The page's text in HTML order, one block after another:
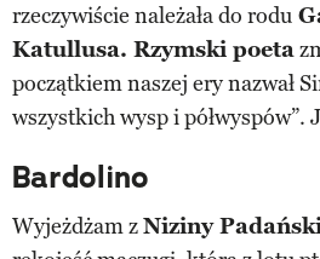
rzeczywiście należała do rodu
Katullusa. Rzymski poeta
początkiem naszej ery nazwał
wszystkich wysp i półwyspów”.
Bardolino
Wyjeżdżam zNiziny